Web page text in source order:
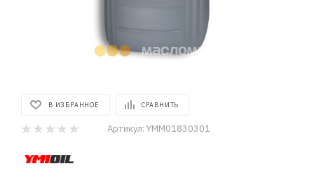
В ИЗБРАННОЕ СРАВНИТЬ
Артикул: YMM01830301